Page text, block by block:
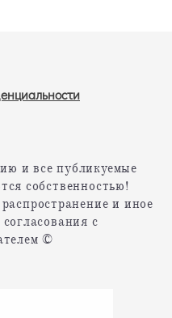
и все публикуемые
собственностью!
и иное
с
©